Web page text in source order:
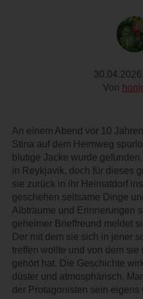
Von
An einem Abend vor 10
Stina auf dem Heimweg
blutige Jacke wurde
in Reykjavik, doch für dieses
sie zurück in ihr Heimatdorf
geschehen seltsame Dinge
Albträume und Erinnerungen
geheimer Brieffreund meldet
Der mit dem sie sich in jener
treffen wollte und von dem sie
gehört hat. Die Geschichte
düster und atmosphärisch.
der Protagonisten sein eigens